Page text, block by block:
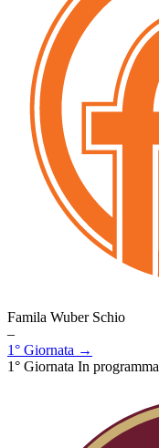
Famila Wuber Schio
–
1° Giornata →
1° Giornata In programma